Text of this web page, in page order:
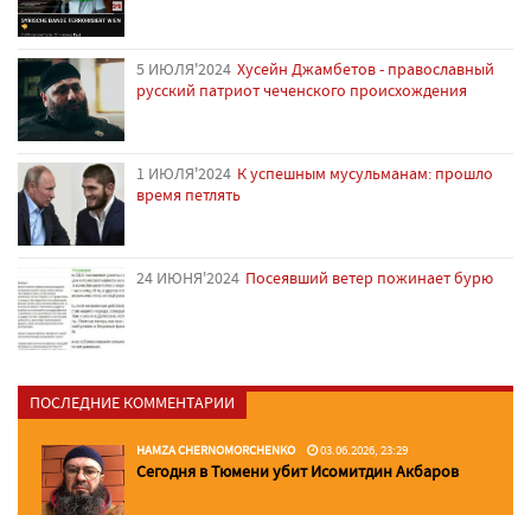
5 ИЮЛЯ'2024 Хусейн Джамбетов - православный
русский патриот чеченского происхождения
1 ИЮЛЯ'2024 К успешным мусульманам: прошло
время петлять
24 ИЮНЯ'2024 Посеявший ветер пожинает бурю
ПОСЛЕДНИЕ КОММЕНТАРИИ
HAMZA CHERNOMORCHENKO 03.06.2026, 23:29
Сегодня в Тюмени убит Исомитдин Акбаров